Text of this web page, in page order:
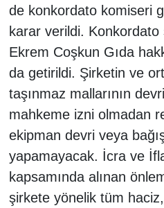
de konkordato komiseri
karar verildi.
Ekrem Coşkun Gıda
da getirildi. Şirketin ve
taşınmaz mallarının
mahkeme izni olmadan
ekipman devri veya
yapamayacak. İcra ve
kapsamında alınan
şirkete yönelik tüm